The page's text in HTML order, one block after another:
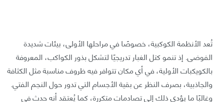
تُعد الأنظمة الكوكبية، خصوصًا في مراحلها الأولى، بيئات شديدة
الفوضى. إذ تنمو كتل الغبار تدريجيًا لتشكل بذور الكواكب، المعروفة
بالكويكبات الأولية، في أي مكان تتوافر فيه ظروف مناسبة مثل الكثافة
والجاذبية، بصرف النظر عن بقية الأجسام التي تدور حول النجم الفتي.
وغالبًا ما يؤدي ذلك إلى تصادمات متكررة، كما يُعتقد أنه حدث في